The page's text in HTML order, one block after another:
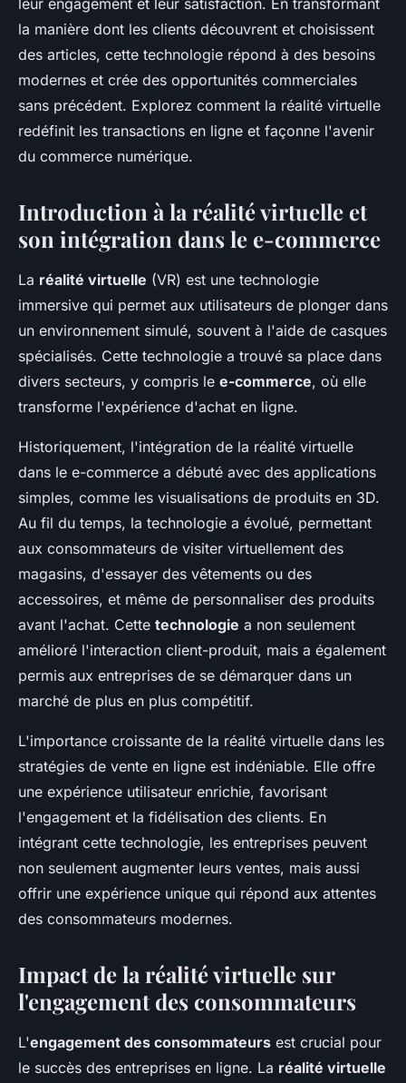
leur engagement et leur satisfaction. En transformant
la manière dont les clients découvrent et choisissent
des articles, cette technologie répond à des besoins
modernes et crée des opportunités commerciales
sans précédent. Explorez comment la réalité virtuelle
redéfinit les transactions en ligne et façonne l'avenir
du commerce numérique.
Introduction à la réalité virtuelle et
son intégration dans le e-commerce
La réalité virtuelle (VR) est une technologie
immersive qui permet aux utilisateurs de plonger dans
un environnement simulé, souvent à l'aide de casques
spécialisés. Cette technologie a trouvé sa place dans
divers secteurs, y compris le e-commerce, où elle
transforme l'expérience d'achat en ligne.
Historiquement, l'intégration de la réalité virtuelle
dans le e-commerce a débuté avec des applications
simples, comme les visualisations de produits en 3D.
Au fil du temps, la technologie a évolué, permettant
aux consommateurs de visiter virtuellement des
magasins, d'essayer des vêtements ou des
accessoires, et même de personnaliser des produits
avant l'achat. Cette technologie a non seulement
amélioré l'interaction client-produit, mais a également
permis aux entreprises de se démarquer dans un
marché de plus en plus compétitif.
L'importance croissante de la réalité virtuelle dans les
stratégies de vente en ligne est indéniable. Elle offre
une expérience utilisateur enrichie, favorisant
l'engagement et la fidélisation des clients. En
intégrant cette technologie, les entreprises peuvent
non seulement augmenter leurs ventes, mais aussi
offrir une expérience unique qui répond aux attentes
des consommateurs modernes.
Impact de la réalité virtuelle sur
l'engagement des consommateurs
L'engagement des consommateurs est crucial pour
le succès des entreprises en ligne. La réalité virtuelle